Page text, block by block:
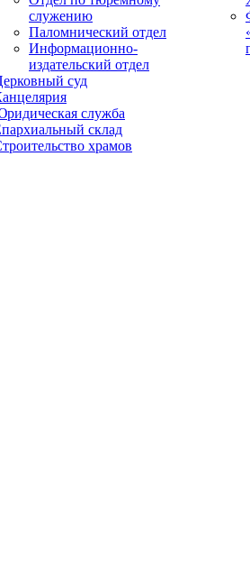
служению
Паломнический отдел
Информационно-
издательский отдел
суд
служба
склад
храмов